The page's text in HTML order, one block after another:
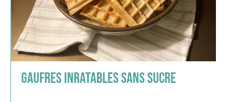
Gaufres inratables sans sucre